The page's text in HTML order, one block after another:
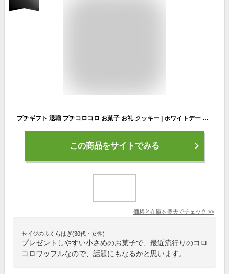
プチギフト 退職 プチコロコロ お菓子 お礼 クッキー | ホワイトデー お返し コロコロワッフル 出産内祝い ギフト スイーツ 洋菓子 焼き菓子 焼菓子 内祝い お取り寄せ 誕生日プレゼント ありがとう メッセージ おしゃれ 手土産 卒業 お世話になりました 異動 子供 卒業祝い
この商品をサイトでみる
価格と在庫を楽天でチェック >>
セイジのふくらはぎ(30代・女性)
プレゼントしやすい小さめのお菓子で、最近流行りのコロ
コロワッフルなので、話題にもなるかと思います。